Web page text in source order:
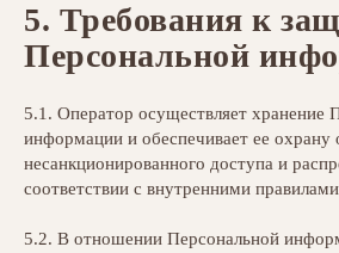
5. Требования к
Персональной
5.1. Оператор осуществляет хранение
информации и обеспечивает ее охрану
несанкционированного доступа и
соответствии с внутренними
5.2. В отношении Персональной